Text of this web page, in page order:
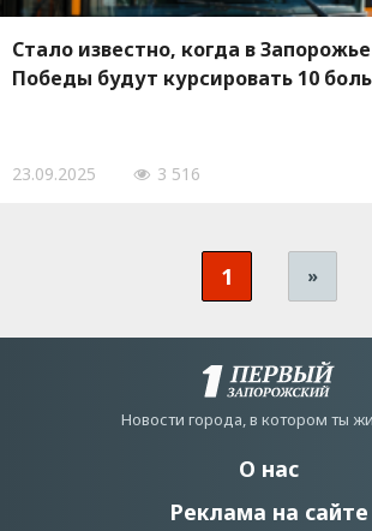
Стало известно, когда в
Победы будут курсировать 10
23.09.2025 3 516
1 »
Новости города, в котором ты
О нас
Реклама на сайте